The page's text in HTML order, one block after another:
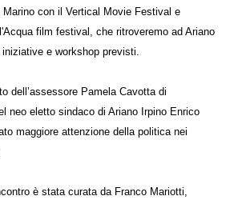
Marino con il Vertical Movie Festival e
film festival, che ritroveremo ad Ariano
e workshop previsti.
dell’assessore Pamela Cavotta di
neo eletto sindaco di Ariano Irpino Enrico
maggiore attenzione della politica nei
è stata curata da Franco Mariotti,